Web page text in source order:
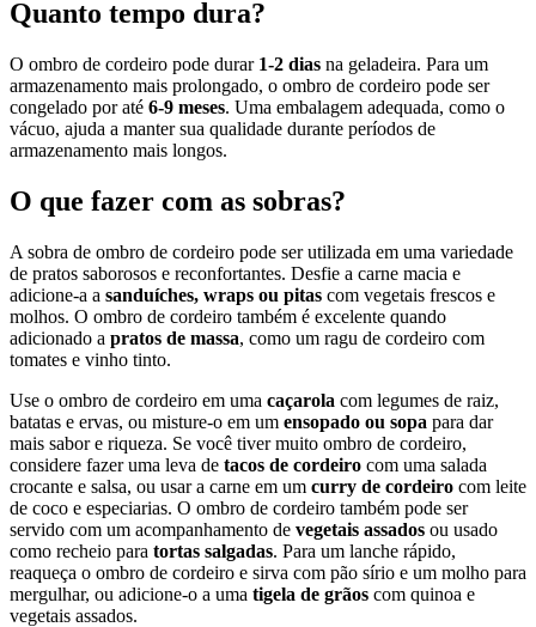
Quanto tempo dura?
O ombro de cordeiro pode durar 1-2 dias na geladeira. Para um
armazenamento mais prolongado, o ombro de cordeiro pode ser
congelado por até 6-9 meses. Uma embalagem adequada, como o
vácuo, ajuda a manter sua qualidade durante períodos de
armazenamento mais longos.
O que fazer com as sobras?
A sobra de ombro de cordeiro pode ser utilizada em uma variedade
de pratos saborosos e reconfortantes. Desfie a carne macia e
adicione-a a sanduíches, wraps ou pitas com vegetais frescos e
molhos. O ombro de cordeiro também é excelente quando
adicionado a pratos de massa, como um ragu de cordeiro com
tomates e vinho tinto.
Use o ombro de cordeiro em uma caçarola com legumes de raiz,
batatas e ervas, ou misture-o em um ensopado ou sopa para dar
mais sabor e riqueza. Se você tiver muito ombro de cordeiro,
considere fazer uma leva de tacos de cordeiro com uma salada
crocante e salsa, ou usar a carne em um curry de cordeiro com leite
de coco e especiarias. O ombro de cordeiro também pode ser
servido com um acompanhamento de vegetais assados ou usado
como recheio para tortas salgadas. Para um lanche rápido,
reaqueça o ombro de cordeiro e sirva com pão sírio e um molho para
mergulhar, ou adicione-o a uma tigela de grãos com quinoa e
vegetais assados.